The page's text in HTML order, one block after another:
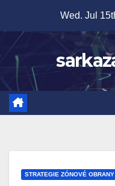
content
Wed. Jul
STRATEGIE ZÓNOVÉ OBRANY